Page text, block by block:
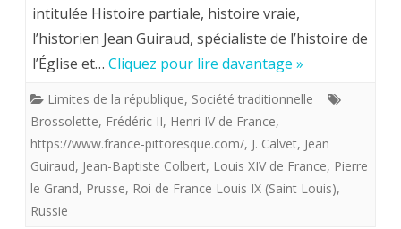
de
le
intitulée Histoire partiale, histoire vraie,
l’historien Jean Guiraud, spécialiste de l’histoire de
l’Église et… Cliquez pour lire davantage »
Limites de la république, Société traditionnelle
Brossolette, Frédéric II, Henri IV de France,
https://www.france-pittoresque.com/, J. Calvet, Jean
Guiraud, Jean-Baptiste Colbert, Louis XIV de France, Pierre
le Grand, Prusse, Roi de France Louis IX (Saint Louis),
Russie